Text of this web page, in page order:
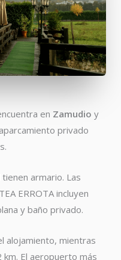
en Zamudio y
privado
armario. Las
ERROTA incluyen
y baño privado.
alojamiento, mientras
El aeropuerto más